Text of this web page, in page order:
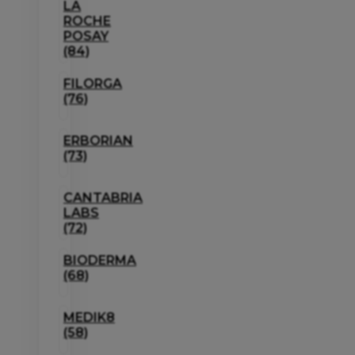
LA
ROCHE
POSAY
(84)
FILORGA
(76)
ERBORIAN
(73)
CANTABRIA
LABS
(72)
BIODERMA
(68)
MEDIK8
(58)